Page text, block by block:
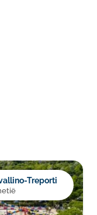
Treporti